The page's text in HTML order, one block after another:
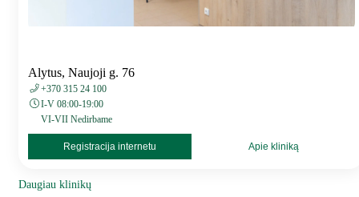
Alytus, Naujoji g. 76
+370 315 24 100
I-V 08:00-19:00
VI-VII Nedirbame
Registracija internetu Apie kliniką
Daugiau klinikų